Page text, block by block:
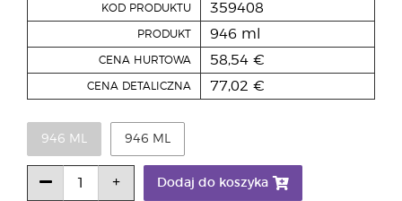
KOD PRODUKTU 359408
PRODUKT 946 ml
CENA HURTOWA 58,54 €
CENA DETALICZNA 77,02 €
946 ML 946 ML
Dodaj do koszyka